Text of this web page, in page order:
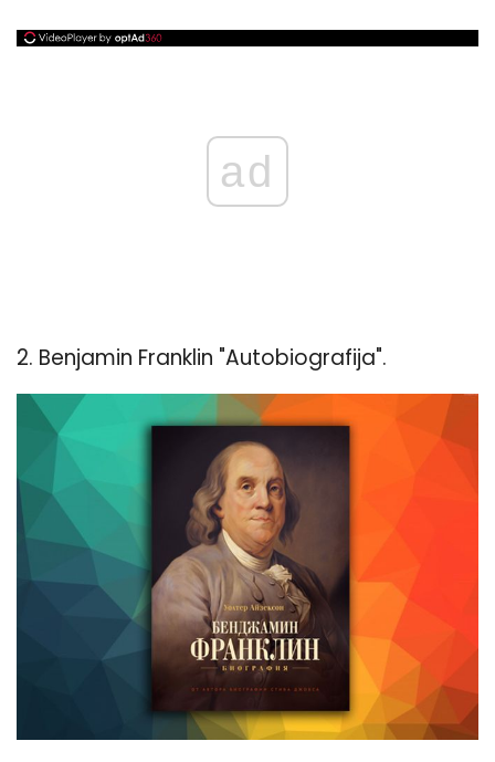
ad
2. Benjamin Franklin "Autobiografija".